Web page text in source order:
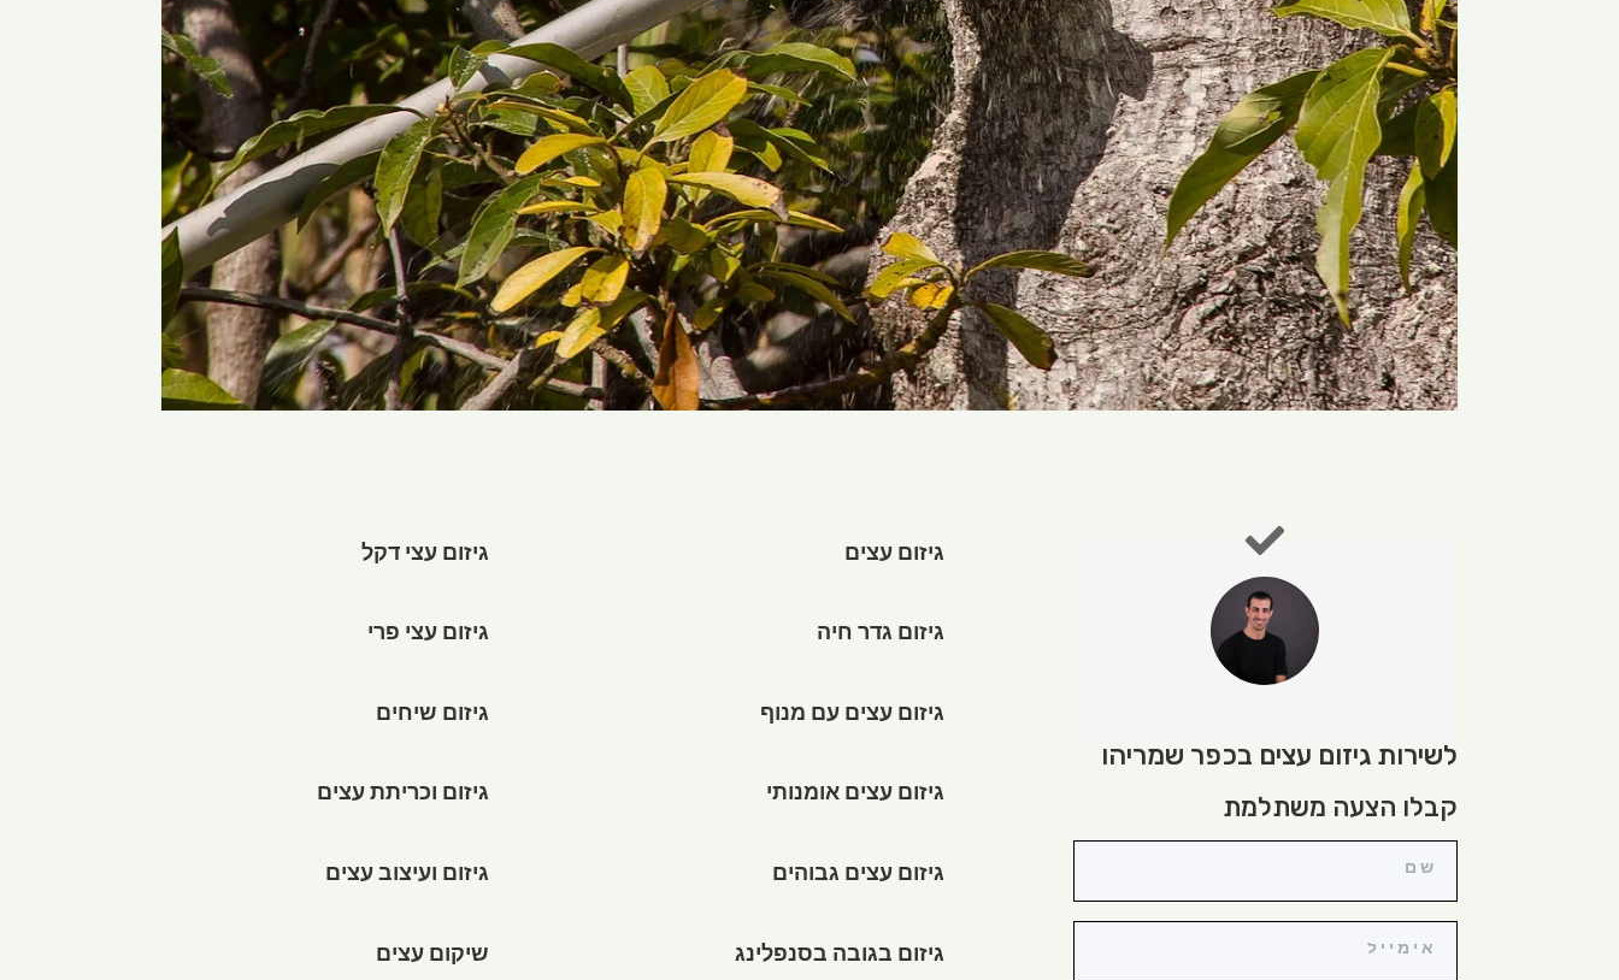
גיזום עצי דקל
גיזום עצי פרי
גיזום שיחים
גיזום וכריתת עצים
גיזום ועיצוב עצים
שיקום עצים
גיזום עצים
גיזום גדר חיה
גיזום עצים עם מנוף
גיזום עצים אומנותי
גיזום עצים גבוהים
גיזום בגובה בסנפלינג
לשירות גיזום עצים בכפר שמריהו
קבלו הצעה משתלמת